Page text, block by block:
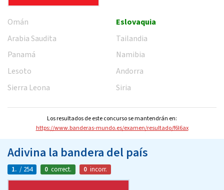
Omán
Arabia Saudita
Panamá
Lesoto
Sierra Leona
Eslovaquia
Tailandia
Namibia
Andorra
Siria
Los resultados de este concurso se mantendrán en:
https://www.banderas-mundo.es/examen/resultado/f6l6ax
Adivina la bandera del país
1. / 254 0 correct. 0 incorr.